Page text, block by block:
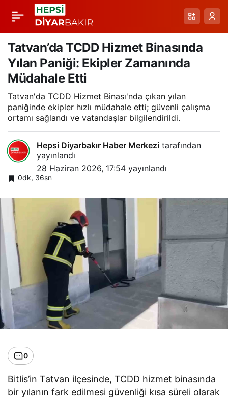
Tatvan’da TCDD Hizmet Binasında
Yılan Paniği: Ekipler Zamanında
Müdahale Etti
Tatvan'da TCDD Hizmet Binası'nda çıkan yılan
paniğinde ekipler hızlı müdahale etti; güvenli çalışma
ortamı sağlandı ve vatandaşlar bilgilendirildi.
Hepsi Diyarbakır Haber Merkezi tarafından
yayınlandı
28 Haziran 2026, 17:54 yayınlandı
0dk, 36sn
0
Bitlis’in Tatvan ilçesinde, TCDD hizmet binasında
bir yılanın fark edilmesi güvenliği kısa süreli olarak
Van Gölü’nde
Kahverengi Suların
Ardındaki Sırlar: Ahlat
Seli ve Drone
Görüntüleri
Paylaş